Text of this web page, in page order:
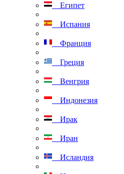
Египет
Испания
Франция
Греция
Венгрия
Индонезия
Ирак
Иран
Исландия